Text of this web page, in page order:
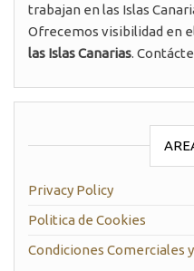
trabajan en las Islas
Ofrecemos visibilidad en
las Islas Canarias.
Privacy Policy
Politica de Cookies
Condiciones Comerciales